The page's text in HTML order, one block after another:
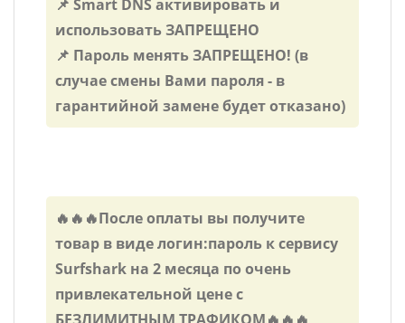
📌 Smart DNS активировать и
использовать ЗАПРЕЩЕНО
📌 Пароль менять ЗАПРЕЩЕНО! (в
случае смены Вами пароля - в
гарантийной замене будет отказано)
🔥🔥🔥После оплаты вы получите
товар в виде логин:пароль к сервису
Surfshark на 2 месяца по очень
привлекательной цене с